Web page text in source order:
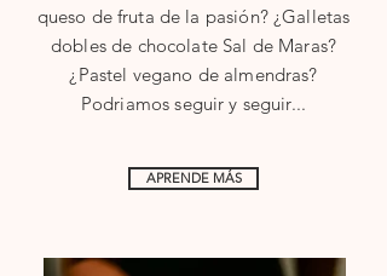
queso de fruta de la pasión? ¿Galletas
dobles de chocolate Sal de Maras?
¿Pastel vegano de almendras?
Podriamos seguir y seguir...
APRENDE MÁS